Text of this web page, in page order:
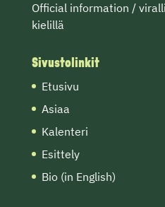
Official information /
kielillä
Sivustolinkit
Etusivu
Asiaa
Kalenteri
Esittely
Bio (in English)